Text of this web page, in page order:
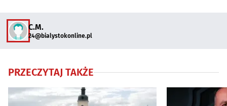
C.M.
24@bialystokonline.pl
PRZECZYTAJ TAKŻE